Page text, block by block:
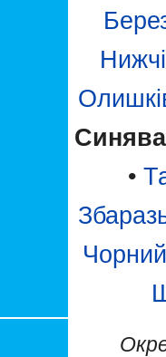
Синява
•